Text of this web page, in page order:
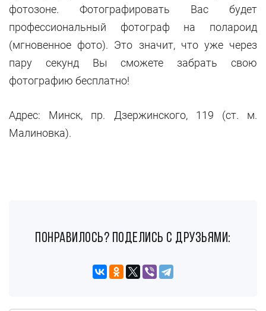
фотозоне. Фотографировать Вас будет
профессиональный фотограф на полароид
(мгновенное фото). Это значит, что уже через
пару секунд Вы сможете забрать свою
фотографию бесплатно!
Адрес: Минск, пр. Дзержинского, 119 (ст. м.
Малиновка).
понравилось? поделись с друзьями: